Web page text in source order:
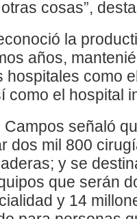
cosas”,
la
años,
hospitales como
como el hospital
señaló
dos mil 800
y se
que serán
y 14